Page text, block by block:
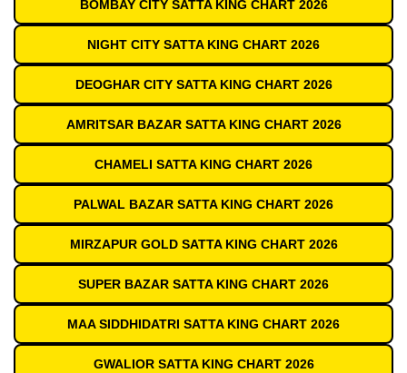
BOMBAY CITY SATTA KING CHART 2026
NIGHT CITY SATTA KING CHART 2026
DEOGHAR CITY SATTA KING CHART 2026
AMRITSAR BAZAR SATTA KING CHART 2026
CHAMELI SATTA KING CHART 2026
PALWAL BAZAR SATTA KING CHART 2026
MIRZAPUR GOLD SATTA KING CHART 2026
SUPER BAZAR SATTA KING CHART 2026
MAA SIDDHIDATRI SATTA KING CHART 2026
GWALIOR SATTA KING CHART 2026